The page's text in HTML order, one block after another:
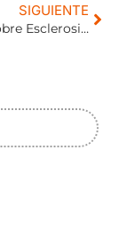
SIGUIENTE
Jornadas sobre Esclerosis Múltiple 2017